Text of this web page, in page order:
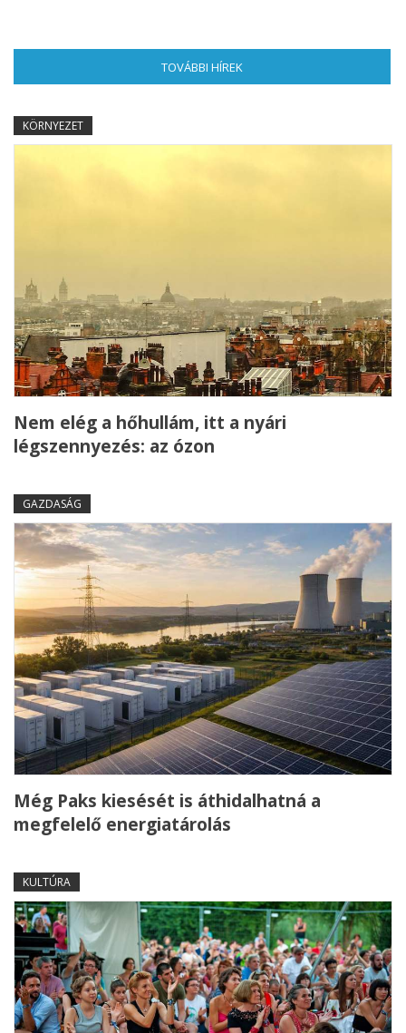
TOVÁBBI HÍREK
KÖRNYEZET
Nem elég a hőhullám, itt a nyári
légszennyezés: az ózon
GAZDASÁG
Még Paks kiesését is áthidalhatná a
megfelelő energiatárolás
KULTÚRA